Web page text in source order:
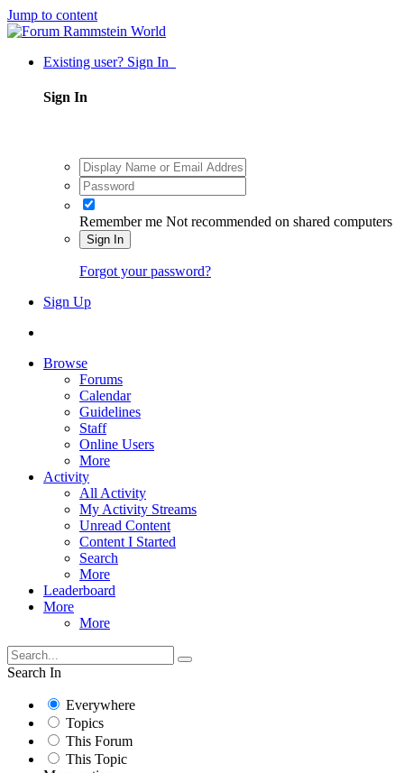
Jump to content
Existing user? Sign In
Sign In
Remember me Not recommended on shared computers
Sign In
Forgot your password?
Sign Up
Browse
Forums
Calendar
Guidelines
Staff
Online Users
More
Activity
All Activity
My Activity Streams
Unread Content
Content I Started
Search
More
Leaderboard
More
More
Search In
Everywhere
Topics
This Forum
This Topic